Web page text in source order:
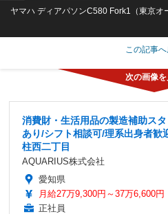
ヤマハ ディアパソンC580 Fork1（東京オ
この記事
消費財・生活用品の製造補助ス
あり/シフト相談可/理系出身者歓
柱西二丁目
AQUARIUS株式会社
愛知県
月給27万9,300円～37万6,600円
正社員